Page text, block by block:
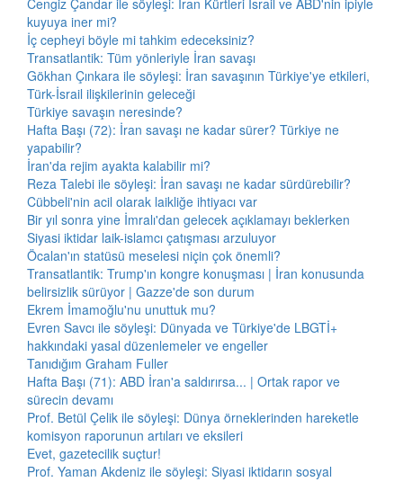
Cengiz Çandar ile söyleşi: İran Kürtleri İsrail ve ABD'nin ipiyle
kuyuya iner mi?
İç cepheyi böyle mi tahkim edeceksiniz?
Transatlantik: Tüm yönleriyle İran savaşı
Gökhan Çınkara ile söyleşi: İran savaşının Türkiye'ye etkileri,
Türk-İsrail ilişkilerinin geleceği
Türkiye savaşın neresinde?
Hafta Başı (72): İran savaşı ne kadar sürer? Türkiye ne
yapabilir?
İran'da rejim ayakta kalabilir mi?
Reza Talebi ile söyleşi: İran savaşı ne kadar sürdürebilir?
Cübbeli'nin acil olarak laikliğe ihtiyacı var
Bir yıl sonra yine İmralı'dan gelecek açıklamayı beklerken
Siyasi iktidar laik-islamcı çatışması arzuluyor
Öcalan'ın statüsü meselesi niçin çok önemli?
Transatlantik: Trump'ın kongre konuşması | İran konusunda
belirsizlik sürüyor | Gazze'de son durum
Ekrem İmamoğlu'nu unuttuk mu?
Evren Savcı ile söyleşi: Dünyada ve Türkiye'de LBGTİ+
hakkındaki yasal düzenlemeler ve engeller
Tanıdığım Graham Fuller
Hafta Başı (71): ABD İran'a saldırırsa... | Ortak rapor ve
sürecin devamı
Prof. Betül Çelik ile söyleşi: Dünya örneklerinden hareketle
komisyon raporunun artıları ve eksileri
Evet, gazetecilik suçtur!
Prof. Yaman Akdeniz ile söyleşi: Siyasi iktidarın sosyal